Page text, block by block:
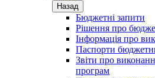
Назад
Бюджетні запити
Рішення про
Інформація про
Паспорти
Звіти про
програм